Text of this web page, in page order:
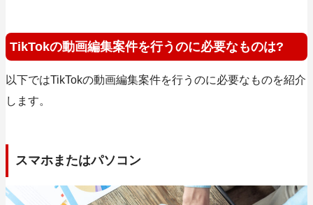
TikTokの動画編集案件を行うのに必要なものは?
以下ではTikTokの動画編集案件を行うのに必要なものを紹介
します。
スマホまたはパソコン